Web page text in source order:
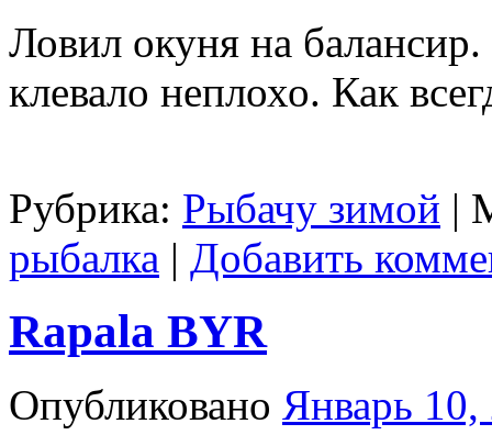
Ловил окуня на
клевало неплохо. Как
Рубрика: Рыбачу зимой |
рыбалка | Добавить
Rapala BYR
Опубликовано Январь 10,